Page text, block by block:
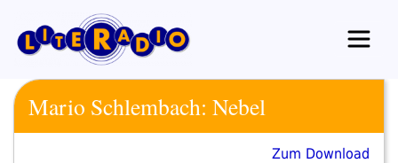
Inhalt
springen
Mario Schlembach: Nebel
Zum Download